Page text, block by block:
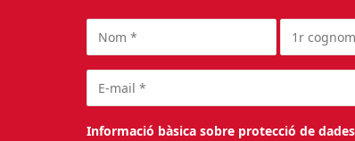
Informació bàsica sobre protecció de